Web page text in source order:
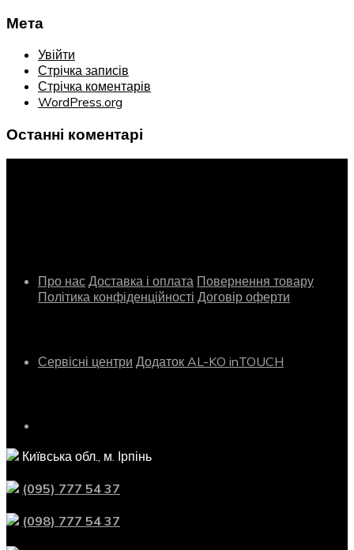
Мета
Увійти
Стрічка записів
Стрічка коментарів
WordPress.org
Останні коментарі
Про нас Доставка і оплата Повернення товару
Політика конфіденційності Договір оферти
Сервісні центри Додаток AL-KO inTOUCH
Київська обл., м. Ірпінь
(095) 777 54 37
(098) 777 54 37